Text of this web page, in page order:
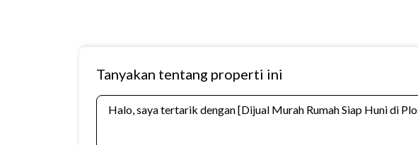
Tanyakan tentang properti ini